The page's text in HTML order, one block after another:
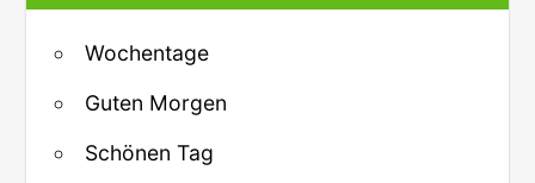
Wochentage
Guten Morgen
Schönen Tag